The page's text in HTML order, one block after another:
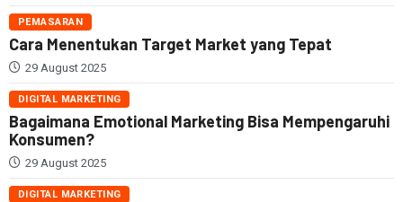
PEMASARAN
Cara Menentukan Target Market yang Tepat
29 August 2025
DIGITAL MARKETING
Bagaimana Emotional Marketing Bisa Mempengaruhi
Konsumen?
29 August 2025
DIGITAL MARKETING